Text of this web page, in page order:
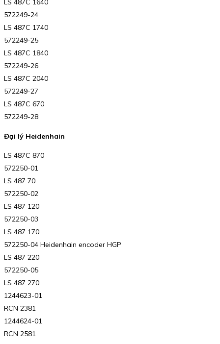
LS 487C 1640
572249-24
LS 487C 1740
572249-25
LS 487C 1840
572249-26
LS 487C 2040
572249-27
LS 487C 670
572249-28
Đại lý Heidenhain
LS 487C 870
572250-01
LS 487 70
572250-02
LS 487 120
572250-03
LS 487 170
572250-04 Heidenhain encoder HGP
LS 487 220
572250-05
LS 487 270
1244623-01
RCN 2381
1244624-01
RCN 2581